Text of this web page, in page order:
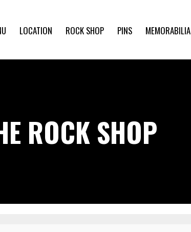
LOCATION ROCK SHOP PINS MEMORABILIA
ROCK SHOP